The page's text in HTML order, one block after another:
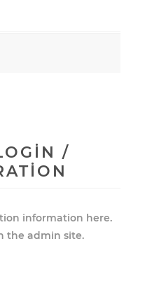
/
information here.
the admin site.